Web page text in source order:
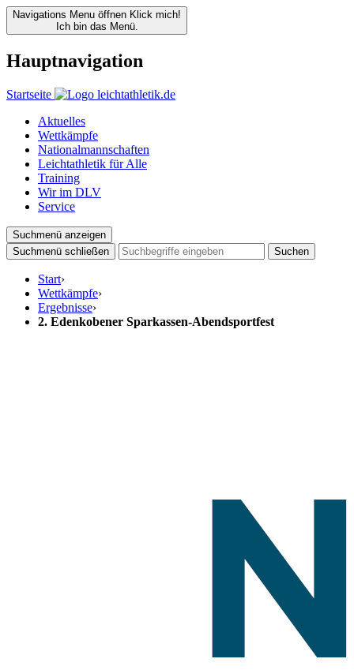
Navigations Menu öffnen Klick mich!
Ich bin das Menü.
Hauptnavigation
Startseite
Aktuelles
Wettkämpfe
Nationalmannschaften
Leichtathletik für Alle
Training
Wir im DLV
Service
Suchmenü anzeigen
Suchmenü schließen
Suchen
Start›
Wettkämpfe›
Ergebnisse›
2. Edenkobener Sparkassen-Abendsportfest